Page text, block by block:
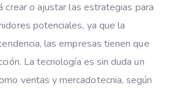
crear o ajustar las estrategias para
potenciales, ya que la
las empresas tienen que
La tecnología es sin duda un
ventas y mercadotecnia, según